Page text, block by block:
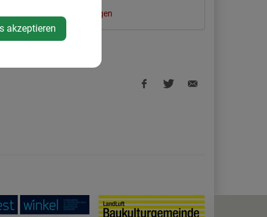
Auf Google Maps anzeigen
akzeptieren